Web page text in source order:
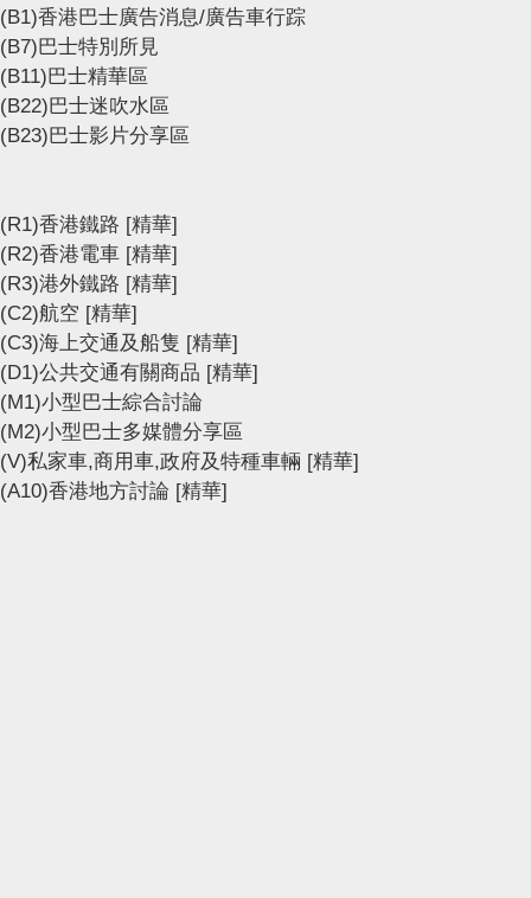
(B1)香港巴士廣告消息/廣告車行踪
(B7)巴士特別所見
(B11)巴士精華區
(B22)巴士迷吹水區
(B23)巴士影片分享區
(R1)香港鐵路 [精華]
(R2)香港電車 [精華]
(R3)港外鐵路 [精華]
(C2)航空 [精華]
(C3)海上交通及船隻 [精華]
(D1)公共交通有關商品 [精華]
(M1)小型巴士綜合討論
(M2)小型巴士多媒體分享區
(V)私家車,商用車,政府及特種車輛 [精華]
(A10)香港地方討論 [精華]